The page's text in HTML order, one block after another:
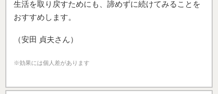
生活を取り戻すためにも、諦めずに続けてみることを
おすすめします。
（安田 貞夫さん）
※効果には個人差があります